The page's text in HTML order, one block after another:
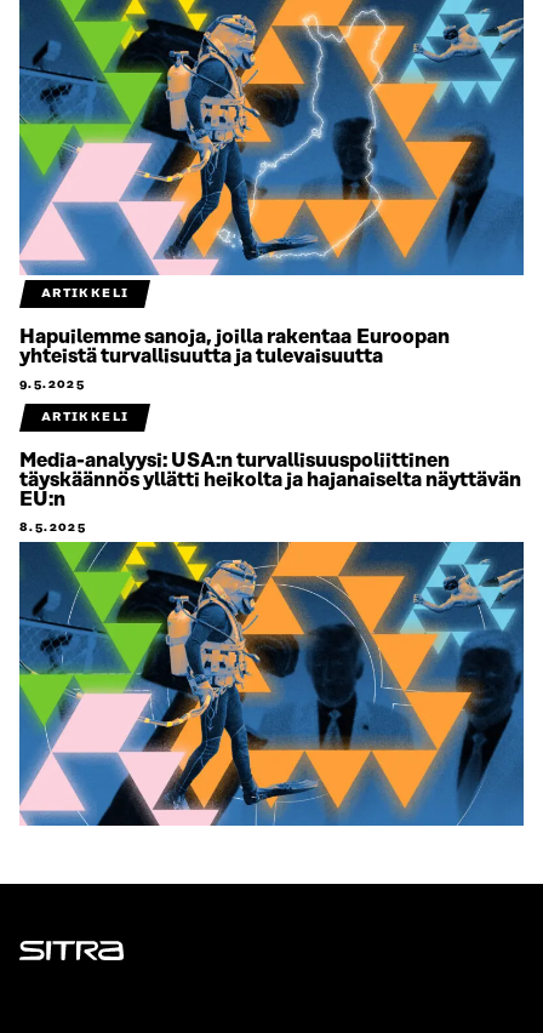
ARTIKKELI
Hapuilemme sanoja, joilla rakentaa Euroopan
yhteistä turvallisuutta ja tulevaisuutta
9.5.2025
ARTIKKELI
Media-analyysi: USA:n turvallisuuspoliittinen
täyskäännös yllätti heikolta ja hajanaiselta näyttävän
EU:n
8.5.2025
Sitra